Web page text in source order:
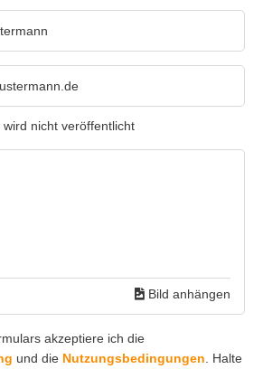
nicht veröffentlicht
Bild anhängen
akzeptiere ich die
und die Nutzungsbedingungen . Halte